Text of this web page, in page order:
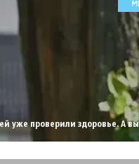
уже проверили здоровье. А